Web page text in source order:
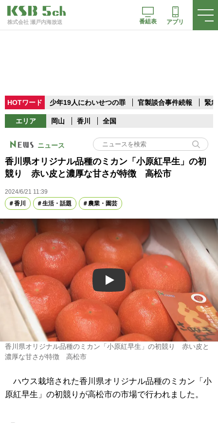
株式会社 瀬戸内海放送 番組表 アプリ
HOTワード 少年19人にわいせつの罪 官製談合事件続報 緊
エリア 岡山 香川 全国
ニュース
香川県オリジナル品種のミカン「小原紅早生」の初
競り 赤い皮と濃厚な甘さが特徴 高松市
2024/6/21 11:39
香川
生活・話題 農業・園芸
Play
香川県オリジナル品種のミカン「小原紅早生」の初競り 赤い皮と
濃厚な甘さが特徴 高松市
ハウス栽培された香川県オリジナル品種のミカン「小
原紅早生」の初競りが高松市の市場で行われました。